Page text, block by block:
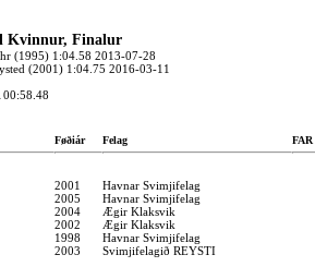
Kvinnur, Finalur
(1995) 1:04.58 2013-07-28
(2001) 1:04.75 2016-03-11
Føðiár Felag FAR
2001
Havnar Svimjifelag
2005
Havnar Svimjifelag
2004
Ægir Klaksvik
2002
Ægir Klaksvik
1998
Havnar Svimjifelag
2003 Svimjifelagið REYSTI